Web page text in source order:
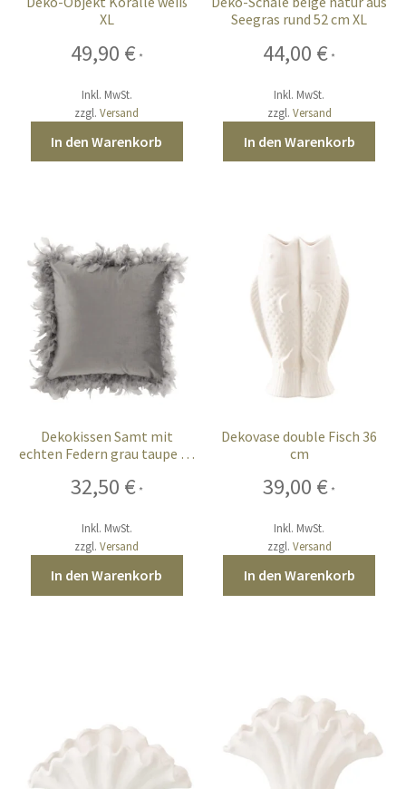
XL
49,90 € *
Inkl. MwSt.
zzgl.Versand
In den Warenkorb
Seegras rund 52 cm XL
44,00 € *
Inkl. MwSt.
zzgl. Versand
In den Warenkorb
Dekokissen Samt mit
echten Federn grau taupe 45
32,50 € *
Inkl. MwSt.
zzgl.Versand
In den Warenkorb
Dekovase double Fisch 36
cm
39,00 € *
Inkl. MwSt.
zzgl. Versand
In den Warenkorb